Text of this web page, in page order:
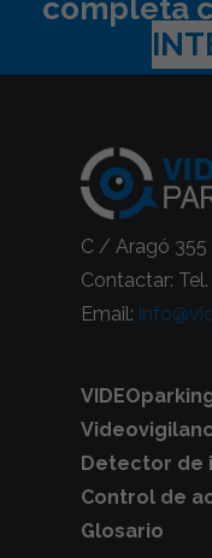
completa
C / Aragó
Contactar:
Email:
Detector de
Control de
Glosario